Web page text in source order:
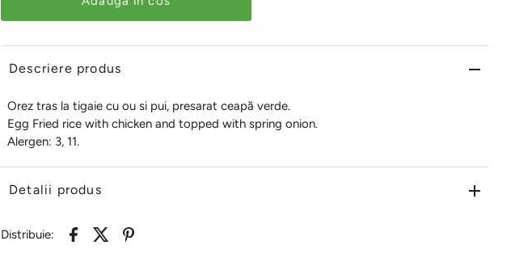
Descriere produs
Orez tras la tigaie cu ou si pui, presarat ceapă verde.
Egg Fried rice with chicken and topped with spring onion.
Alergen: 3, 11.
Detalii produs
Distribuie: